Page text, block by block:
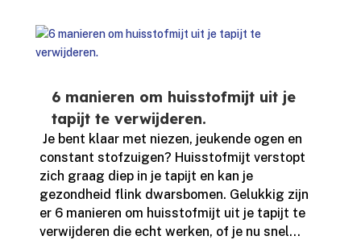
6 manieren om huisstofmijt uit je
tapijt te verwijderen.
​ Je bent klaar met niezen, jeukende ogen en
constant stofzuigen? Huisstofmijt verstopt
zich graag diep in je tapijt en kan je
gezondheid flink dwarsbomen.​ Gelukkig zijn
er 6 manieren om huisstofmijt uit je tapijt te
verwijderen die echt werken, of je nu snel...